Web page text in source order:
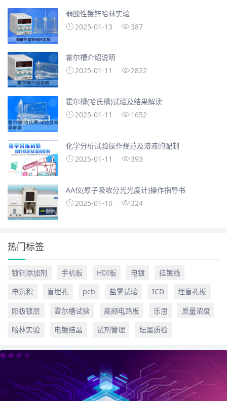
弱酸性镀锌哈林实验
2025-01-13
387
霍尔槽介绍说明
2025-01-11
2822
霍尔槽(哈氏槽)试验及结果解读
2025-01-11
1652
化学分析试验操作规范及溶液的配制
2025-01-11
393
AA仪(原子吸收分光光度计)操作指导书
2025-01-10
324
热门标签
镀铜添加剂 手机板 HDI板 电镀
挂镀线
电沉积
盲埋孔 pcb 盐雾试验 ICD
埋盲孔板
阳极镀层
霍尔槽试验 高频电路板 乐思
质量浓度
哈林实验
电镀结晶 试剂管理 坛墨质检